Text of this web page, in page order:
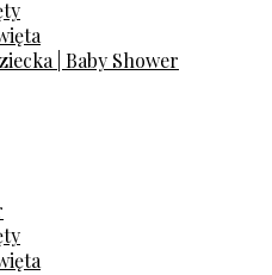
| Baby Shower